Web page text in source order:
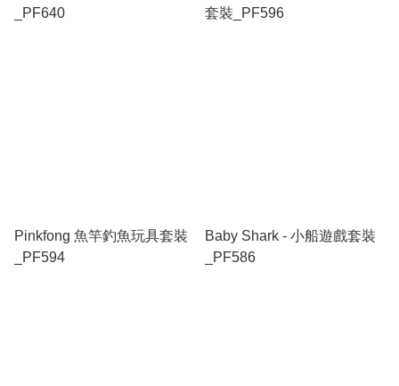
_PF640
套裝_PF596
Pinkfong 魚竿釣魚玩具套裝
_PF594
Baby Shark - 小船遊戲套裝
_PF586